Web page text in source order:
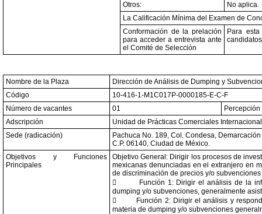
Otros:
No aplica.
La Calificación Mínima del Examen de
Conformación de la prelación
para acceder a entrevista ante
el Comité de Selección
Para
Nombre de la Plaza
Dirección de Análisis de Dumping y
Código
10-416-1-M1C017P-0000185-E-C-F
Número de vacantes
01
Adscripción
Unidad de Prácticas Comerciales
Sede (radicación)
Pachuca No. 189, Col. Condesa,
C.P. 06140, Ciudad de México.
Objetivos y Funciones
Principales
Objetivo General: Dirigir los procesos de
mexicanas denunciadas en el extranjero en
de discriminación de precios y/o

Función 1: Dirigir el análisis de la
dumping y/o subvenciones, generalmente

Función 2: Dirigir el análisis y
materia de dumping y/o subvenciones